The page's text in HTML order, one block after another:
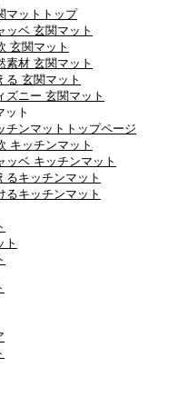
マットトップ
ッベ 玄関マット
玄関マット
素材 玄関マット
る 玄関マット
ズニー 玄関マット
ット
チンマットトップページ
キッチンマット
ッベ キッチンマット
るキッチンマット
るキッチンマット
ト